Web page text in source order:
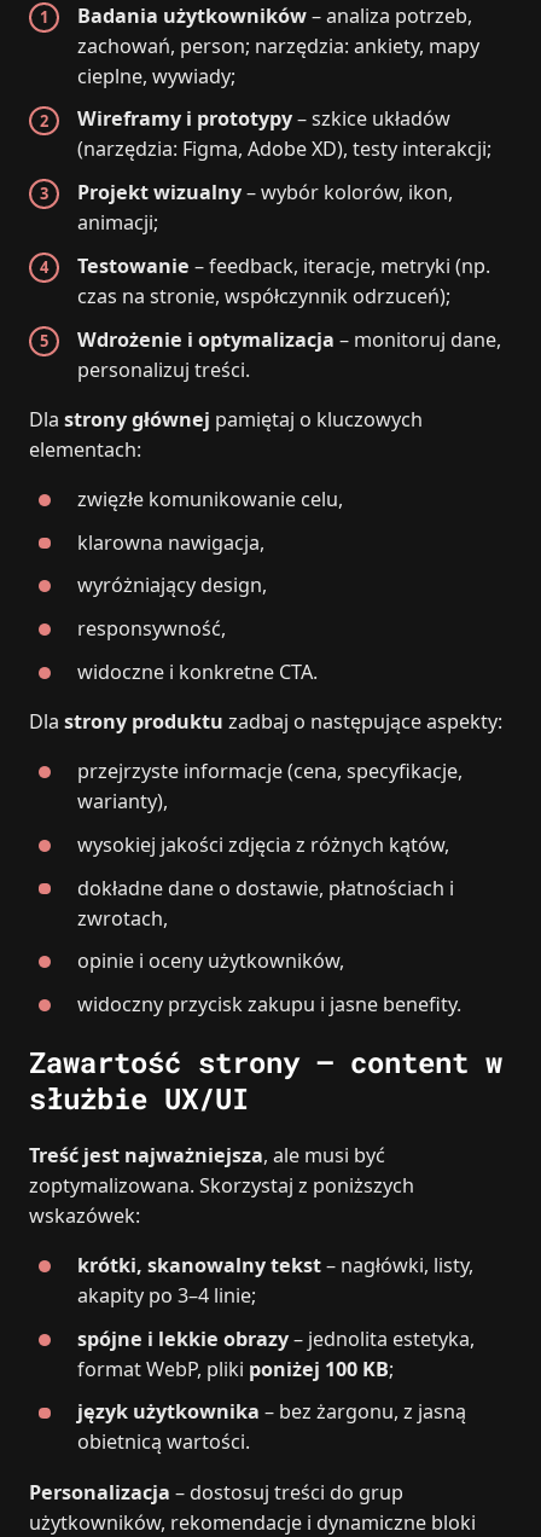
Badania użytkowników– analiza potrzeb,
zachowań, person; narzędzia: ankiety, mapy
cieplne, wywiady;
Wireframy i prototypy– szkice układów
(narzędzia: Figma, Adobe XD), testy interakcji;
Projekt wizualny– wybór kolorów, ikon,
animacji;
Testowanie – feedback, iteracje, metryki (np.
czas na stronie, współczynnik odrzuceń);
Wdrożenie i optymalizacja – monitoruj dane,
personalizuj treści.
Dla strony głównej pamiętaj o kluczowych
elementach:
zwięzłe komunikowanie celu,
klarowna nawigacja,
wyróżniający design,
responsywność,
widoczne i konkretne CTA.
Dla strony produktu zadbaj o następujące aspekty:
przejrzyste informacje (cena, specyfikacje,
warianty),
wysokiej jakości zdjęcia z różnych kątów,
dokładne dane o dostawie, płatnościach i
zwrotach,
opinie i oceny użytkowników,
widoczny przycisk zakupu i jasne benefity.
Zawartość strony – content w
służbie UX/UI
Treść jest najważniejsza, ale musi być
zoptymalizowana. Skorzystaj z poniższych
wskazówek:
krótki, skanowalny tekst– nagłówki, listy,
akapity po 3–4 linie;
spójne i lekkie obrazy– jednolita estetyka,
format WebP, pliki poniżej 100 KB;
język użytkownika – bez żargonu, z jasną
obietnicą wartości.
Personalizacja – dostosuj treści do grup
użytkowników, rekomendacje i dynamiczne bloki